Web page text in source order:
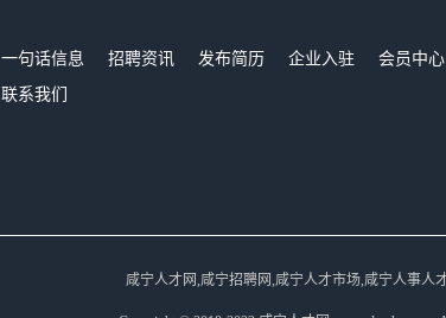
一句话信息 招聘资讯 发布简历 企业入驻 会员中心
联系我们
咸宁人才网,咸宁招聘网,咸宁人才市场,咸宁人事人